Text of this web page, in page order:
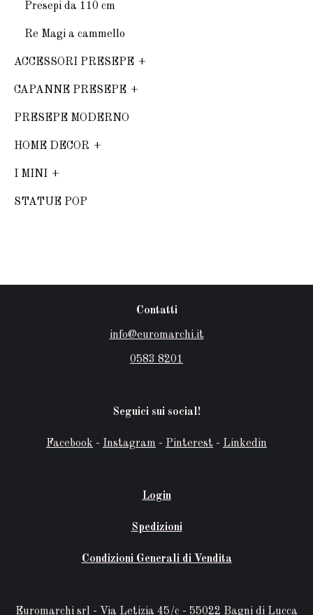
Presepi da 110 cm
Re Magi a cammello
ACCESSORI PRESEPE
CAPANNE PRESEPE
PRESEPE MODERNO
HOME DECOR
I MINI
STATUE POP
Contatti
info@euromarchi.it
0583 8201
Seguici sui social!
Facebook - Instagram - Pinterest - Linkedin
Login
Spedizioni
Condizioni Generali di Vendita
Euromarchi srl - Via Letizia 45/c - 55022 Bagni di Lucca